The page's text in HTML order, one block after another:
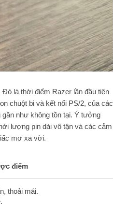
là thời điểm Razer lần đầu tiên
chuột bi và kết nối PS/2, của các
như không tồn tại. Ý tưởng
lượng pin dài vô tận và các cảm
mơ xa vời.
điểm
thoải mái.